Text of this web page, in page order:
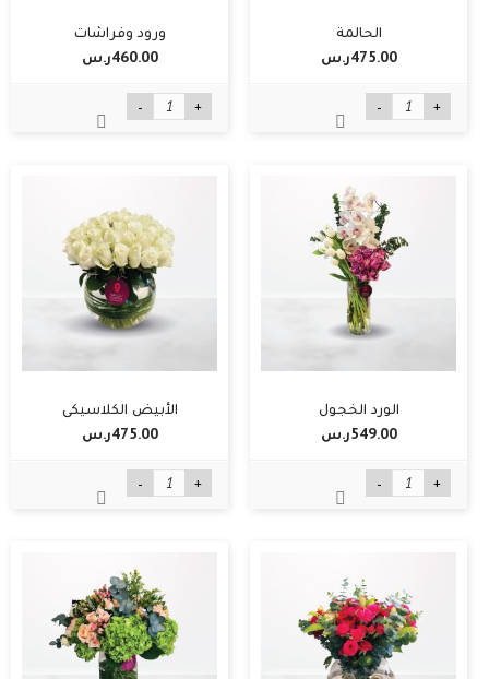
الحالمة
475.00ر.س‏
- +
ورود وفراشات
460.00ر.س‏
- +
الورد الخجول
549.00ر.س‏
- +
الأبيض الكلاسيكي
475.00ر.س‏
- +